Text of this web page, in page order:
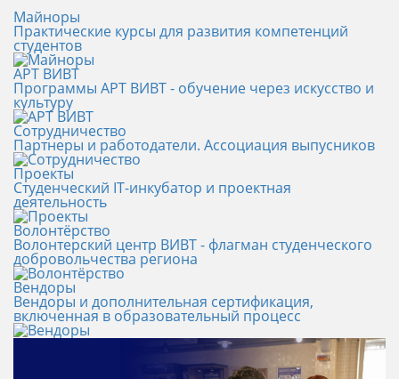
Майноры
Практические курсы для развития компетенций
студентов
АРТ ВИВТ
Программы АРТ ВИВТ - обучение через искусство и
культуру
Сотрудничество
Партнеры и работодатели. Ассоциация выпусников
Проекты
Студенческий IT-инкубатор и проектная
деятельность
Волонтёрство
Волонтерский центр ВИВТ - флагман студенческого
добровольчества региона
Вендоры
Вендоры и дополнительная сертификация,
включенная в образовательный процесс
Новости